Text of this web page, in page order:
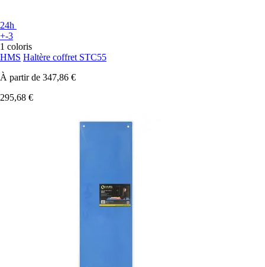
24h
+-3
1 coloris
HMS Haltère coffret STC55
À partir de 347,86 €
295,68 €